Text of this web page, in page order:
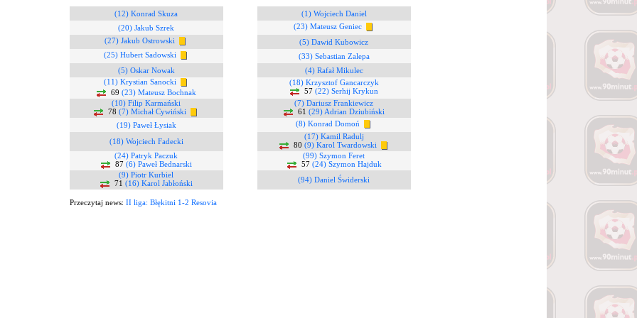
(12) Konrad Skuza
(1) Wojciech Daniel
(20) Jakub Szrek
(23) Mateusz Geniec
(27) Jakub Ostrowski
(5) Dawid Kubowicz
(25) Hubert Sadowski
(33) Sebastian Zalepa
(5) Oskar Nowak
(4) Rafał Mikulec
(11) Krystian Sanocki
69 (23) Mateusz Bochnak
(18) Krzysztof Gancarczyk
57 (22) Serhij Krykun
(10) Filip Karmański
78 (7) Michał Cywiński
(7) Dariusz Frankiewicz
61 (29) Adrian Dziubiński
(19) Paweł Łysiak
(8) Konrad Domoń
(18) Wojciech Fadecki
(17) Kamil Radulj
80 (9) Karol Twardowski
(24) Patryk Paczuk
87 (6) Paweł Bednarski
(99) Szymon Feret
57 (24) Szymon Hajduk
(9) Piotr Kurbiel
71 (16) Karol Jabłoński (94) Daniel Świderski
Przeczytaj news: II liga: Błękitni 1-2 Resovia